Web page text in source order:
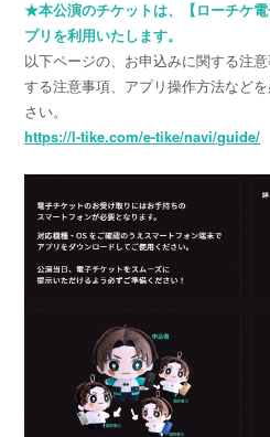
★本公演のチケットは、【ローチケ
プリを利用いたします。
以下ページの、お申込みに関する注
する注意事項、アプリ操作方法など
さい。
https://l-tike.com/e-tike/navi/guide/